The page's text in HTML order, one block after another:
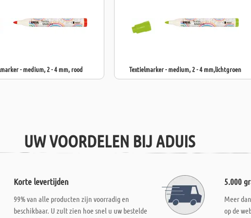
- medium, 2 - 4 mm, rood Textielmarker - medium, 2 - 4 mm,lichtgroen
UW VOORDELEN BIJ ADUIS
Korte levertijden
99% van alle producten zijn voorradig en
beschikbaar. U zult zien hoe snel u uw bestelde
5.000
Meer
op de